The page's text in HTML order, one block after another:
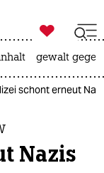

taz zahl ich
gewalt
schont erneut
Nazis